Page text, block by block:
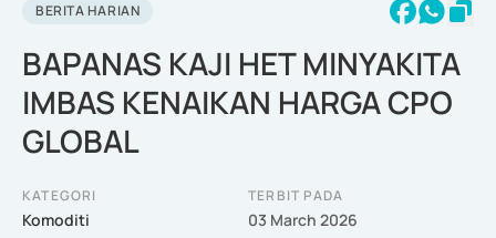
BERITA HARIAN
BAPANAS KAJI HET MINYAKITA
IMBAS KENAIKAN HARGA CPO
GLOBAL
KATEGORI
Komoditi
TERBIT PADA
03 March 2026